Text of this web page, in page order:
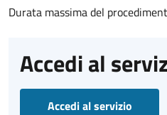
Durata massima del
Accedi al
Accedi al servizio